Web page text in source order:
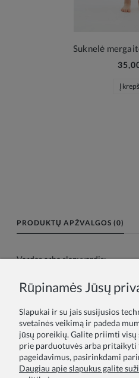
Suknelė
Į
PRODUKTŲ APŽVALGOS (0)
Vardas arba slapyvardis:
Rūpinamės Jūsų
Slapukai ir su jais susijusios
svetainės veikimą ir padeda
jūsų poreikių. Galite priimti
prie parduotuvės arba pritaikyti
pageidavimus, pasirinkdami
Daugiau apie slapukus galite